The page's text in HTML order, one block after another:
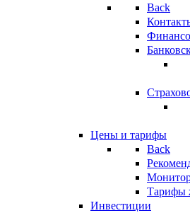
Back
Цены и тарифы
Back
Тарифы
Инвестиции